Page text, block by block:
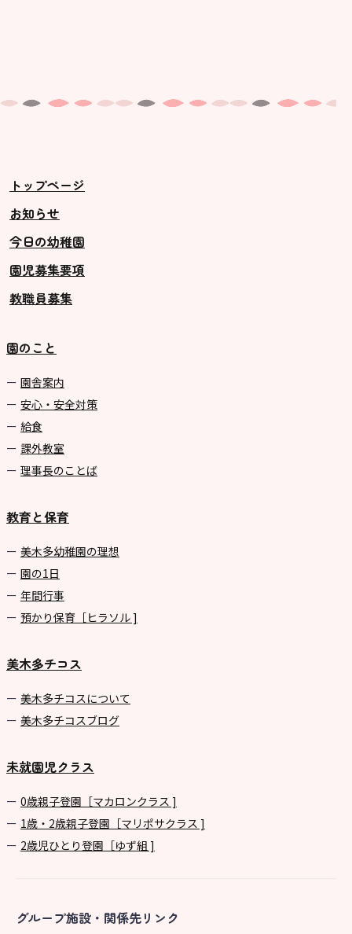
トップページ
お知らせ
今日の幼稚園
園児募集要項
教職員募集
園のこと
園舎案内
安心・安全対策
給食
課外教室
理事長のことば
教育と保育
美⽊多幼稚園の理想
園の1⽇
年間⾏事
預かり保育［ヒラソル ]
美木多チコス
美⽊多チコスについて
美⽊多チコスブログ
未就園児クラス
0歳親子登園［マカロンクラス ]
1歳・2歳親子登園［マリポサクラス ]
2歳児ひとり登園［ゆず組 ]
グループ施設・関係先リンク